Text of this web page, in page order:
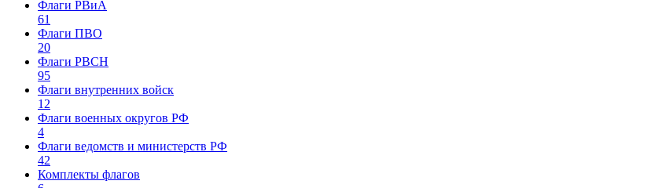
Флаги РВиА
61
Флаги ПВО
20
Флаги РВСН
95
Флаги внутренних войск
12
Флаги военных округов РФ
4
Флаги ведомств и министерств РФ
42
Комплекты флагов